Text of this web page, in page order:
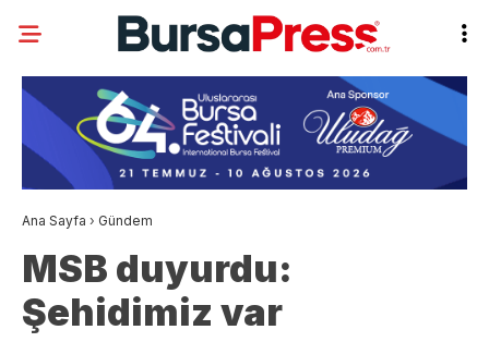
Ana Sayfa › Gündem
MSB duyurdu:
Şehidimiz var